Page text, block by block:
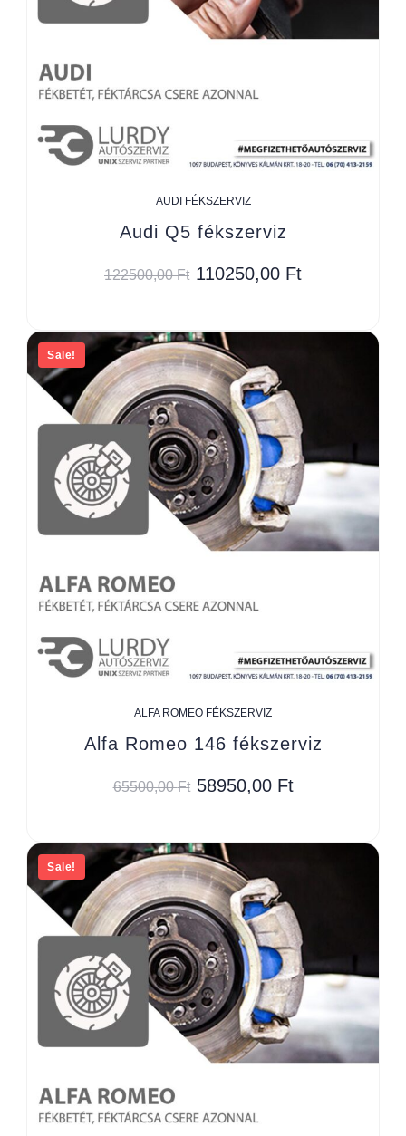
AUDI FÉKSZERVIZ
Audi Q5 fékszerviz
122500,00Ft 110250,00 Ft
Sale!
ALFA ROMEO FÉKSZERVIZ
Alfa Romeo 146 fékszerviz
65500,00Ft 58950,00 Ft
Sale!